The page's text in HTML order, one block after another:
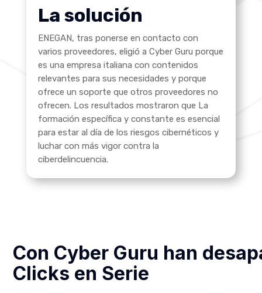
La solución
ENEGAN, tras ponerse en contacto con
varios proveedores, eligió a Cyber Guru porque
es una empresa italiana con contenidos
relevantes para sus necesidades y porque
ofrece un soporte que otros proveedores no
ofrecen. Los resultados mostraron que La
formación específica y constante es esencial
para estar al día de los riesgos cibernéticos y
luchar con más vigor contra la
ciberdelincuencia.
Con Cyber Guru han
Clicks en Serie